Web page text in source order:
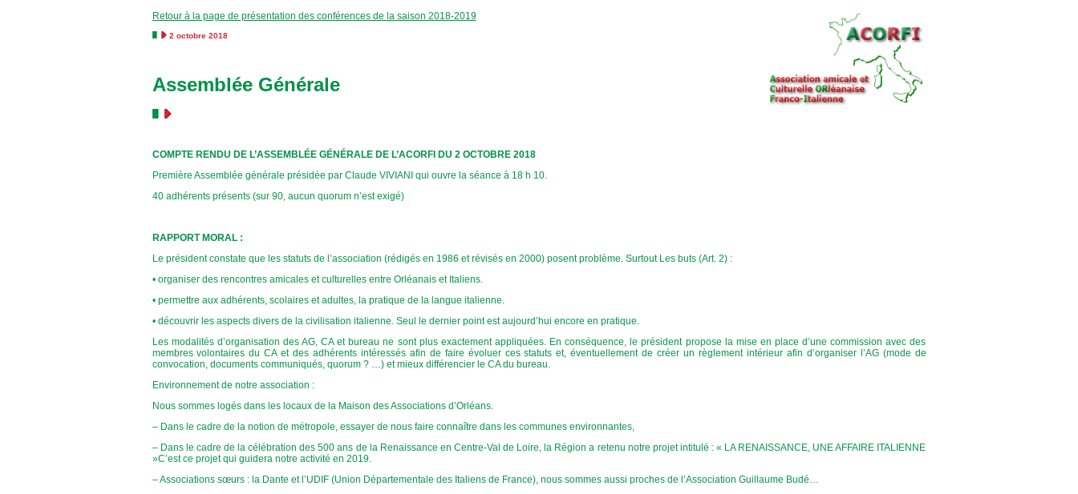
Retour à la page de présentation des conférences de la saison 2018-2019
2 octobre 2018
Assemblée Générale
COMPTE RENDU DE L’ASSEMBLÉE GÉNÉRALE DE L’ACORFI DU 2 OCTOBRE 2018
Première Assemblée générale présidée par Claude VIVIANI qui ouvre la séance à 18 h 10.
40 adhérents présents (sur 90, aucun quorum n’est exigé)
RAPPORT MORAL :
Le président constate que les statuts de l’association (rédigés en 1986 et révisés en 2000) posent problème. Surtout Les buts (Art. 2) :
• organiser des rencontres amicales et culturelles entre Orléanais et Italiens.
• permettre aux adhérents, scolaires et adultes, la pratique de la langue italienne.
• découvrir les aspects divers de la civilisation italienne. Seul le dernier point est aujourd’hui encore en pratique.
Les modalités d’organisation des AG, CA et bureau ne sont plus exactement appliquées. En conséquence, le président propose la mise en place d’une commission avec des
membres volontaires du CA et des adhérents intéressés afin de faire évoluer ces statuts et, éventuellement de créer un règlement intérieur afin d’organiser l’AG (mode de
convocation, documents communiqués, quorum ? …) et mieux différencier le CA du bureau.
Environnement de notre association :
Nous sommes logés dans les locaux de la Maison des Associations d’Orléans.
– Dans le cadre de la notion de métropole, essayer de nous faire connaître dans les communes environnantes,
– Dans le cadre de la célébration des 500 ans de la Renaissance en Centre-Val de Loire, la Région a retenu notre projet intitulé : « LA RENAISSANCE, UNE AFFAIRE ITALIENNE
»C’est ce projet qui guidera notre activité en 2019.
– Associations sœurs : la Dante et l’UDIF (Union Départementale des Italiens de France), nous sommes aussi proches de l’Association Guillaume Budé…